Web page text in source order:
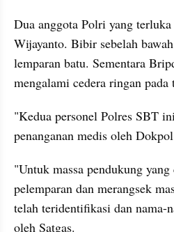
Dua anggota Polri yang
Wijayanto. Bibir sebelah
lemparan batu. Sementara
mengalami cedera ringan pada
"Kedua personel Polres SBT
penanganan medis oleh
"Untuk massa pendukung
pelemparan dan merangsek
telah teridentifikasi dan nama-
oleh Satgas.